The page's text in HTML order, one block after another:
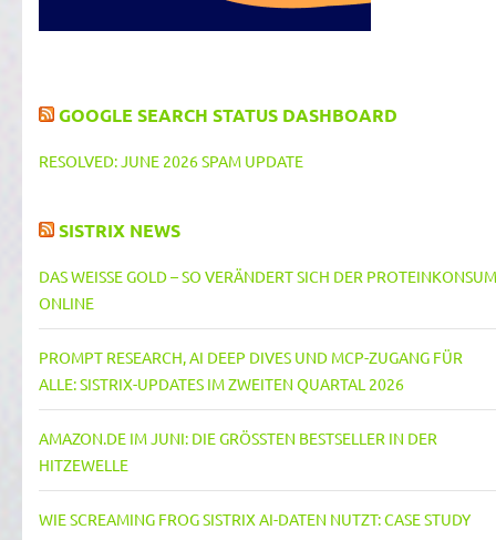
GOOGLE SEARCH STATUS DASHBOARD
RESOLVED: JUNE 2026 SPAM UPDATE
SISTRIX NEWS
DAS WEISSE GOLD – SO VERÄNDERT SICH DER PROTEINKONSUM O
NLINE
PROMPT RESEARCH, AI DEEP DIVES UND MCP-ZUGANG FÜR
ALLE: SISTRIX-UPDATES IM ZWEITEN QUARTAL 2026
AMAZON.DE IM JUNI: DIE GRÖSSTEN BESTSELLER IN DER H
ITZEWELLE
WIE SCREAMING FROG SISTRIX AI-DATEN NUTZT: CASE STUDY